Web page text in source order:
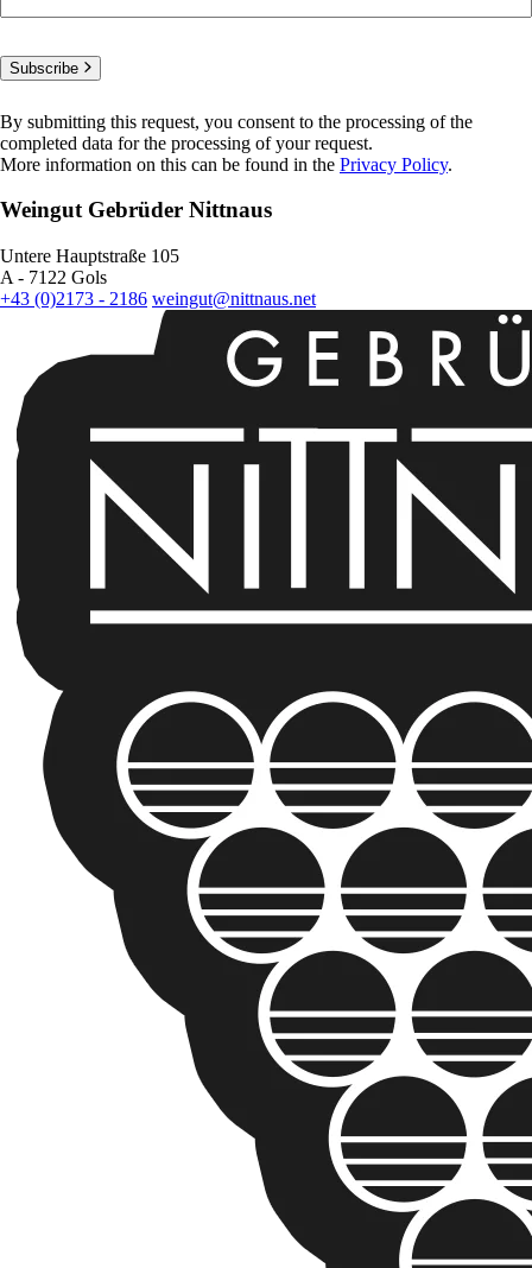
Subscribe
By submitting this request, you consent to the processing of the
completed data for the processing of your request.
More information on this can be found in the Privacy Policy.
Weingut Gebrüder Nittnaus
Untere Hauptstraße 105
A - 7122 Gols
+43 (0)2173 - 2186 weingut@nittnaus.net